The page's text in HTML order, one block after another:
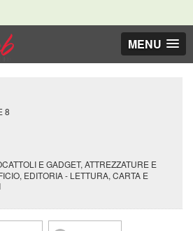
MENU
8
E GADGET, ATTREZZATURE E
EDITORIA - LETTURA, CARTA E